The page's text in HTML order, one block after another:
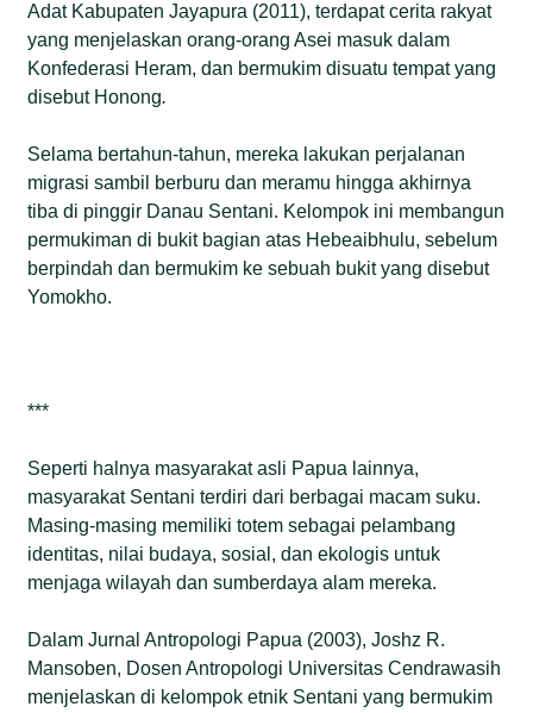
Adat Kabupaten Jayapura (2011), terdapat cerita rakyat
yang menjelaskan orang-orang Asei masuk dalam
Konfederasi Heram, dan bermukim disuatu tempat yang
disebut Honong.
Selama bertahun-tahun, mereka lakukan perjalanan
migrasi sambil berburu dan meramu hingga akhirnya
tiba di pinggir Danau Sentani. Kelompok ini membangun
permukiman di bukit bagian atas Hebeaibhulu, sebelum
berpindah dan bermukim ke sebuah bukit yang disebut
Yomokho.
***
Seperti halnya masyarakat asli Papua lainnya,
masyarakat Sentani terdiri dari berbagai macam suku.
Masing-masing memiliki totem sebagai pelambang
identitas, nilai budaya, sosial, dan ekologis untuk
menjaga wilayah dan sumberdaya alam mereka.
Dalam Jurnal Antropologi Papua (2003), Joshz R.
Mansoben, Dosen Antropologi Universitas Cendrawasih
menjelaskan di kelompok etnik Sentani yang bermukim